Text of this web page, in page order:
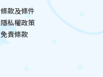
條款及條件
隱私權政策
免責條款